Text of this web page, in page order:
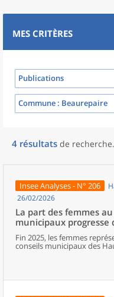
MES CRITÈRES
Publications
Commune : Beaurepaire
4 résultats de recherche.
Insee Analyses - N° 206
26/02/2026
La part des femmes
municipaux progresse
Fin 2025, les femmes
conseils municipaux des
deux points entre les deux
représentation féminine